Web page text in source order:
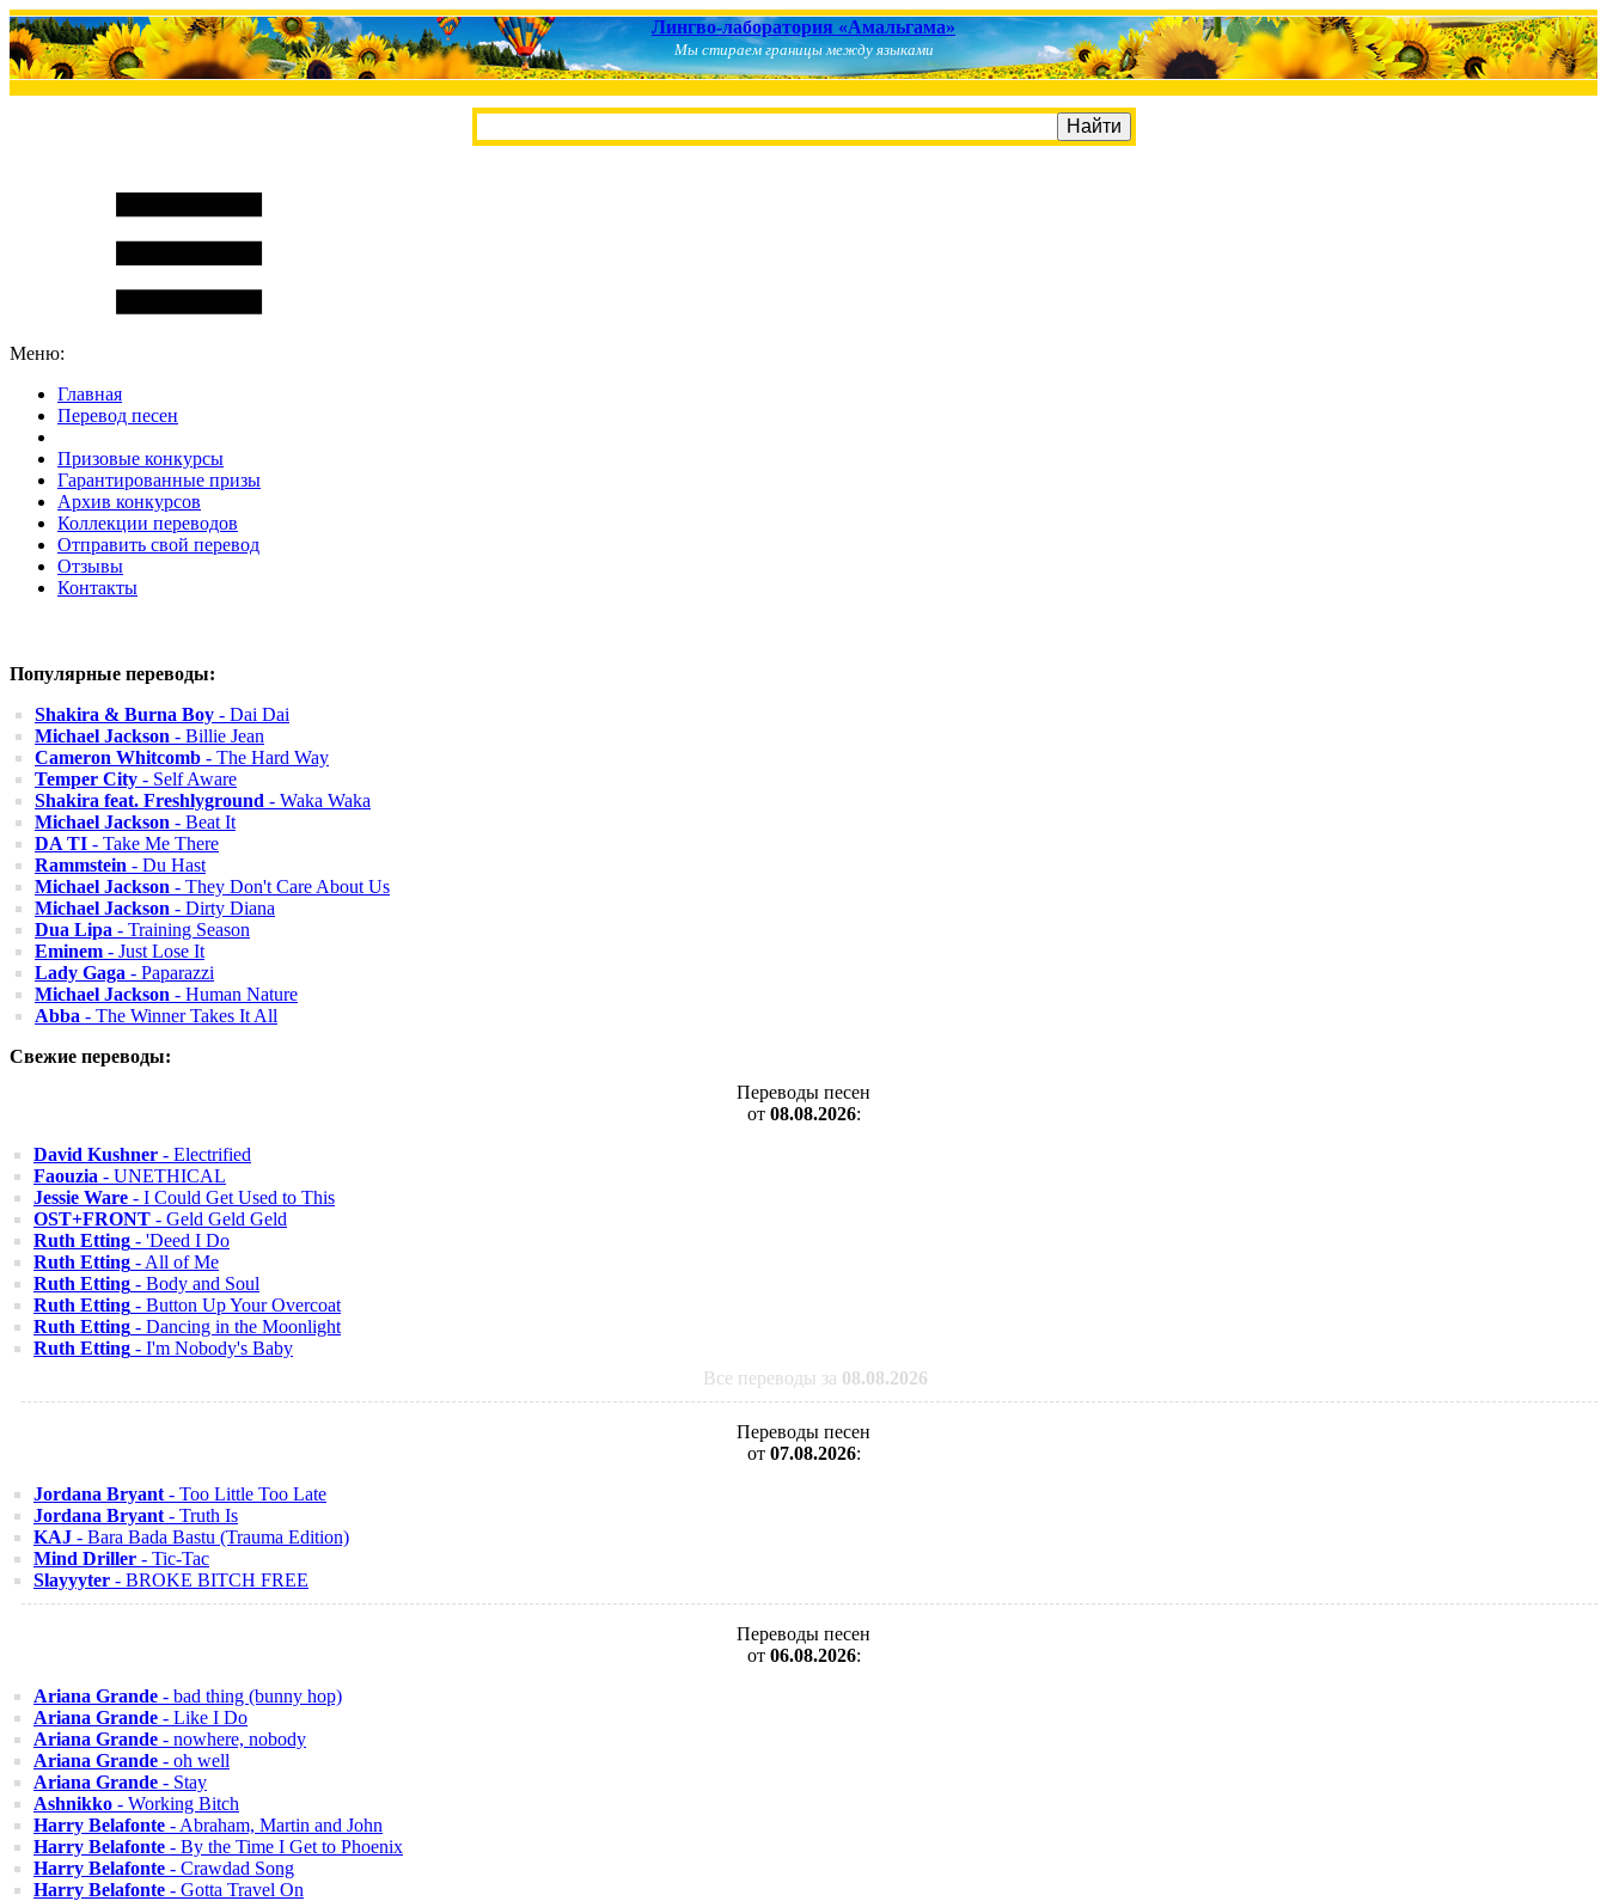
Лингво-лаборатория «Амальгама»
Мы стираем границы между языками
Меню:
Главная
Перевод песен
Призовые конкурсы
Гарантированные призы
Архив конкурсов
Коллекции переводов
Отправить свой перевод
Отзывы
Контакты
Популярные переводы:
Shakira & Burna Boy - Dai Dai
Michael Jackson - Billie Jean
Cameron Whitcomb - The Hard Way
Temper City - Self Aware
Shakira feat. Freshlyground - Waka Waka
Michael Jackson - Beat It
DA TI - Take Me There
Rammstein - Du Hast
Michael Jackson - They Don't Care About Us
Michael Jackson - Dirty Diana
Dua Lipa - Training Season
Eminem - Just Lose It
Lady Gaga - Paparazzi
Michael Jackson - Human Nature
Abba - The Winner Takes It All
Свежие переводы:
Переводы песен
от 08.08.2026:
David Kushner - Electrified
Faouzia - UNETHICAL
Jessie Ware - I Could Get Used to This
OST+FRONT - Geld Geld Geld
Ruth Etting - 'Deed I Do
Ruth Etting - All of Me
Ruth Etting - Body and Soul
Ruth Etting - Button Up Your Overcoat
Ruth Etting - Dancing in the Moonlight
Ruth Etting - I'm Nobody's Baby
Все переводы за 08.08.2026
Переводы песен
от 07.08.2026:
Jordana Bryant - Too Little Too Late
Jordana Bryant - Truth Is
KAJ - Bara Bada Bastu (Trauma Edition)
Mind Driller - Tic-Tac
Slayyyter - BROKE BITCH FREE
Переводы песен
от 06.08.2026:
Ariana Grande - bad thing (bunny hop)
Ariana Grande - Like I Do
Ariana Grande - nowhere, nobody
Ariana Grande - oh well
Ariana Grande - Stay
Ashnikko - Working Bitch
Harry Belafonte - Abraham, Martin and John
Harry Belafonte - By the Time I Get to Phoenix
Harry Belafonte - Crawdad Song
Harry Belafonte - Gotta Travel On